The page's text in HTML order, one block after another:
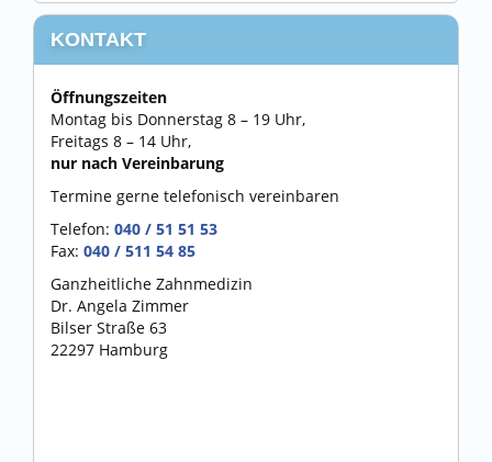
KONTAKT
Öffnungszeiten
Montag bis Donnerstag 8 – 19 Uhr,
Freitags 8 – 14 Uhr,
nur nach Vereinbarung
Termine gerne telefonisch vereinbaren
Telefon: 040 / 51 51 53
Fax: 040 / 511 54 85
Ganzheitliche Zahnmedizin
Dr. Angela Zimmer
Bilser Straße 63
22297 Hamburg